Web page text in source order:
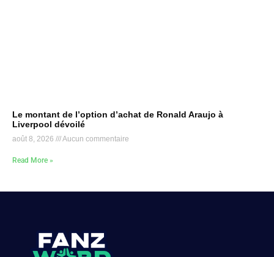
Le montant de l’option d’achat de Ronald Araujo à
Liverpool dévoilé
août 8, 2026 Aucun commentaire
Read More »